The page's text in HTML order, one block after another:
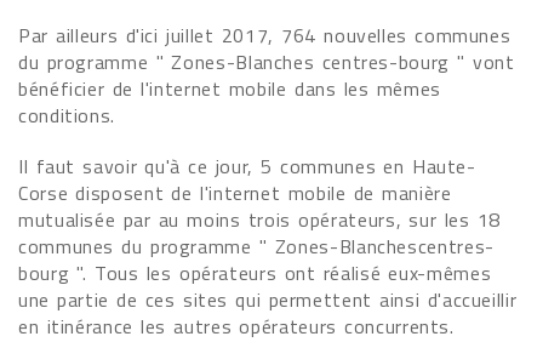
Par ailleurs d'ici juillet 2017, 764 nouvelles communes
du programme " Zones-Blanches centres-bourg " vont
bénéficier de l'internet mobile dans les mêmes
conditions.
Il faut savoir qu'à ce jour, 5 communes en Haute-
Corse disposent de l'internet mobile de manière
mutualisée par au moins trois opérateurs, sur les 18
communes du programme " Zones-Blanchescentres-
bourg ". Tous les opérateurs ont réalisé eux-mêmes
une partie de ces sites qui permettent ainsi d'accueillir
en itinérance les autres opérateurs concurrents.